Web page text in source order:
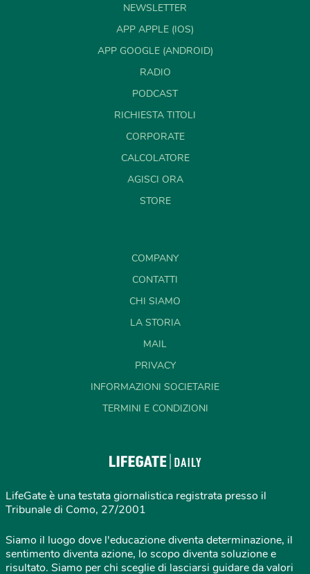
NEWSLETTER
APP APPLE (IOS)
APP GOOGLE (ANDROID)
RADIO
PODCAST
RICHIESTA TITOLI
CORPORATE
CALCOLATORE
AGISCI ORA
STORE
COMPANY
CONTATTI
CHI SIAMO
LA STORIA
MAIL
PRIVACY
INFORMAZIONI SOCIETARIE
TERMINI E CONDIZIONI
LifeGate è una testata giornalistica registrata presso il
Tribunale di Como, 27/2001
Siamo il luogo dove l'educazione diventa determinazione, il
sentimento diventa azione, lo scopo diventa soluzione e
risultato. Siamo per chi sceglie di lasciarsi guidare da valori